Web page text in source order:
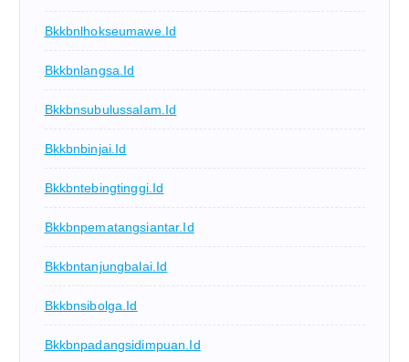
Bkkbnlhokseumawe.id
Bkkbnlangsa.id
Bkkbnsubulussalam.id
Bkkbnbinjai.id
Bkkbntebingtinggi.id
Bkkbnpematangsiantar.id
Bkkbntanjungbalai.id
Bkkbnsibolga.id
Bkkbnpadangsidimpuan.id